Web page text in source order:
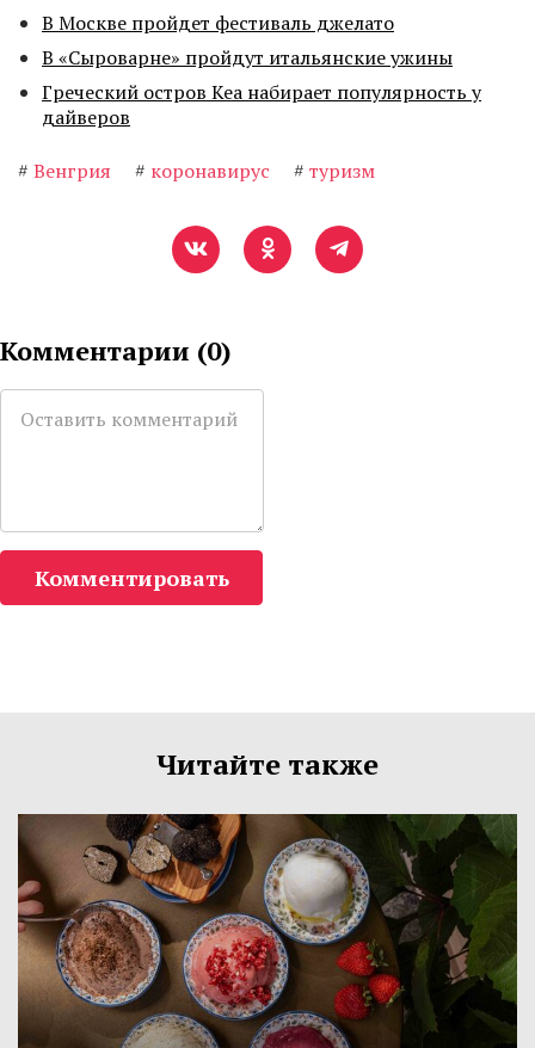
В Москве пройдет фестиваль джелато
В «Сыроварне» пройдут итальянские ужины
Греческий остров Кеа набирает популярность у
дайверов
# Венгрия # коронавирус # туризм
Комментарии (0)
Комментировать
Читайте также